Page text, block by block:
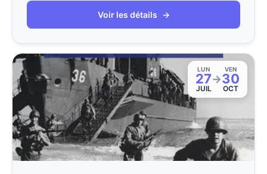
Voir les détails →
LUN
27
JUIL
→
VEN
30
OCT